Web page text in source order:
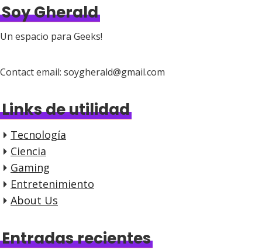
Soy Gherald
Un espacio para Geeks!
Contact email: soygherald@gmail.com
Links de utilidad
Tecnología
Ciencia
Gaming
Entretenimiento
About Us
Entradas recientes